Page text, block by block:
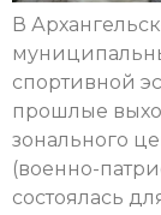
В
спортивной
прошлые
зонального
(военно-
состоялась